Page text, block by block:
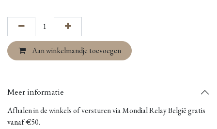
Aan winkelmandje toevoegen
Meer informatie
Afhalen in de winkels of versturen via Mondial Relay België gratis
vanaf €50.